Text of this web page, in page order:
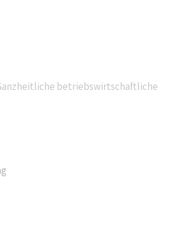
betriebswirtschaftliche